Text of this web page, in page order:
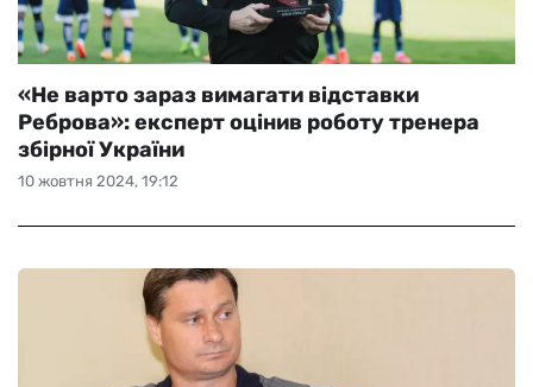
10 жовтня 2024, 19:12
«Не варто зараз вимагати відставки
Реброва»: експерт оцінив роботу тренера
збірної України